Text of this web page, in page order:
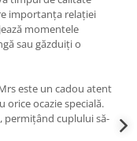
importanța relației
momentele
sau găzduiți o
este un cadou atent
ocazie specială.
permițând cuplului să-